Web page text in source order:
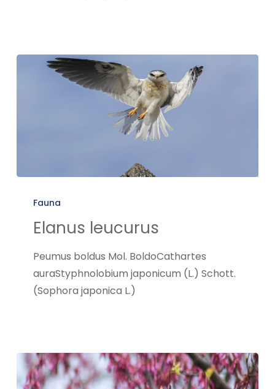
leucurus
Fauna
Elanus leucurus
Peumus boldus Mol. BoldoCathartes
auraStyphnolobium japonicum (L.) Schott.
(Sophora japonica L.)